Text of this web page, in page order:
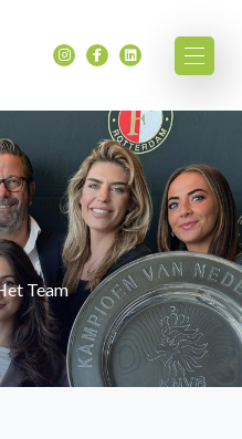
Team